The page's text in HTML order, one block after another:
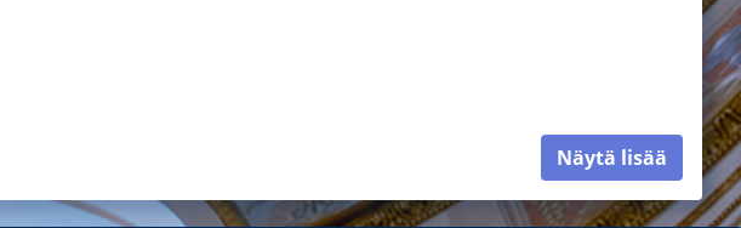
Näytä lisää